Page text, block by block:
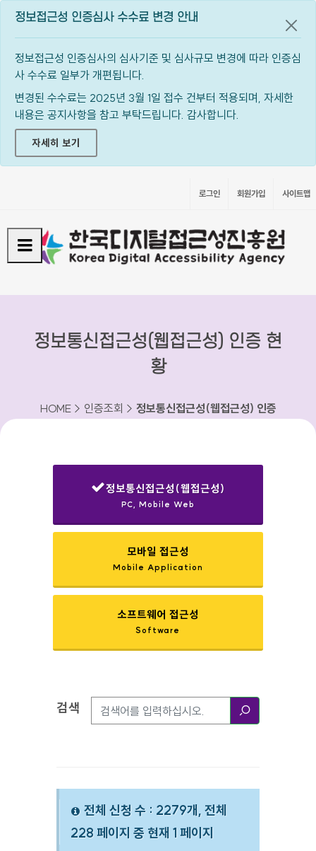
정보접근성 인증심사 수수료 변경 안내
정보접근성 인증심사의 심사기준 및 심사규모 변경에 따라 인증심
사 수수료 일부가 개편됩니다.
변경된 수수료는 2025년 3월 1일 접수 건부터 적용되며, 자세한
내용은 공지사항을 참고 부탁드립니다. 감사합니다.
자세히 보기
공지
로그인 회원가입 사이트맵
정보통신접근성(웹접근성) 인증 현
황
HOME > 인증조회 > 정보통신접근성(웹접근성) 인증
정보통신접근성(웹접근성)
PC, Mobile Web
모바일 접근성
Mobile Application
소프트웨어 접근성
Software
검색옵션
검색
전체 신청 수 : 2279개, 전체
228 페이지 중 현재 1 페이지